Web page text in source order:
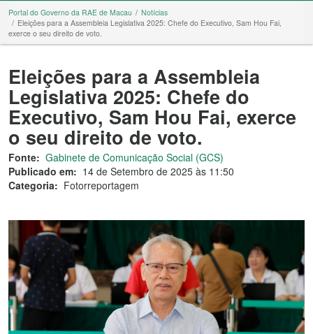
Portal do Governo da RAE de Macau
Notícias
Eleições para a Assembleia Legislativa 2025: Chefe do Executivo, Sam Hou Fai,
exerce o seu direito de voto.
Eleições para a Assembleia
Legislativa 2025: Chefe do
Executivo, Sam Hou Fai, exerce
o seu direito de voto.
Fonte: Gabinete de Comunicação Social (GCS)
Publicado em: 14 de Setembro de 2025 às 11:50
Categoria: Fotorreportagem